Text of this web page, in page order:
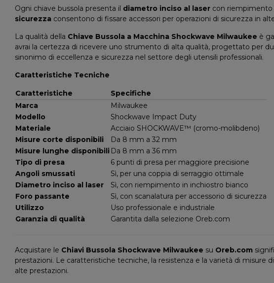
Ogni chiave bussola presenta il diametro inciso al laser con riempimento
sicurezza consentono di fissare accessori per operazioni di sicurezza in
La qualità della Chiave Bussola a Macchina Shockwave Milwaukee è
avrai la certezza di ricevere uno strumento di alta qualità, progettato per
sinonimo di eccellenza e sicurezza nel settore degli utensili professionali.
Caratteristiche Tecniche
Caratteristiche
Specifiche
Marca
Milwaukee
Modello
Shockwave Impact Duty
Materiale
Acciaio SHOCKWAVE™ (cromo-molibdeno)
Misure corte disponibili
Da 8 mm a 32 mm
Misure lunghe disponibili Da 8 mm a 36 mm
Tipo di presa
6 punti di presa per maggiore precisione
Angoli smussati
Sì, per una coppia di serraggio ottimale
Diametro inciso al laser
Sì, con riempimento in inchiostro bianco
Foro passante
Sì, con scanalatura per accessorio di sicurezza
Utilizzo
Uso professionale e industriale
Garanzia di qualità
Garantita dalla selezione Oreb.com
Acquistare le Chiavi Bussola Shockwave Milwaukee su Oreb.com
prestazioni. Le caratteristiche tecniche, la resistenza e la varietà di misure
alte prestazioni.